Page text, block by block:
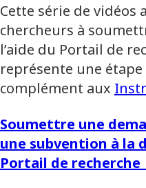
Cette série de vidéos
chercheurs à
l’aide du Portail de
représente une
complément aux
Soumettre une
une subvention à la
Portail de recherche